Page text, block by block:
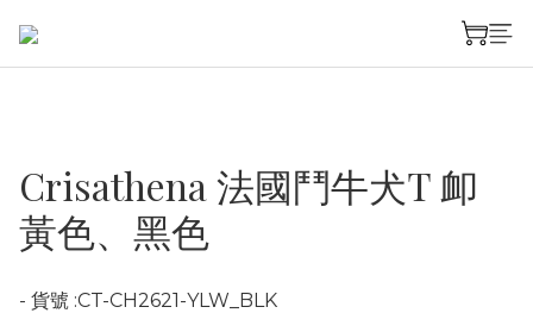
Crisathena 法國鬥牛犬T 卹
黃色、黑色
- 貨號 :CT-CH2621-YLW_BLK